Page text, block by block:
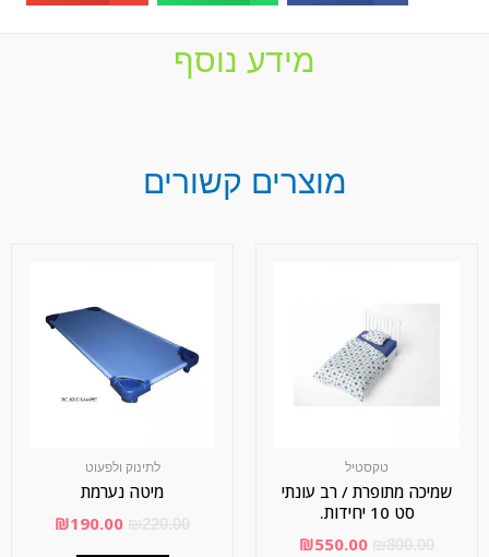
מידע נוסף
מוצרים קשורים
טקסטיל
שמיכה מתופרת / רב עונתי
סט 10 יחידות.
₪550.00
לתינוק ולפעוט
מיטה נערמת
₪190.00